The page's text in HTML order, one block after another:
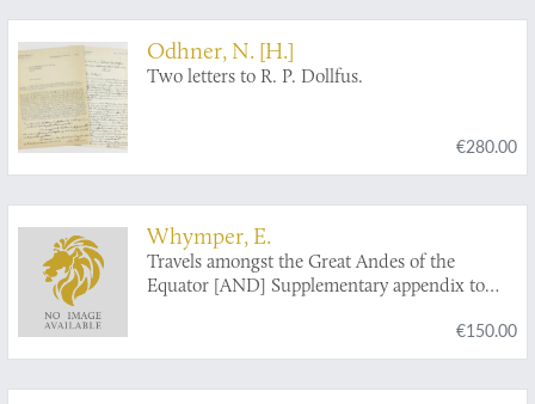
van Linnaeus.
Odhner, N. [H.]
Two letters to R. P. Dollfus.
€280.00
Whymper, E.
Travels amongst the Great Andes of the
Equator [AND] Supplementary appendix to
€150.00